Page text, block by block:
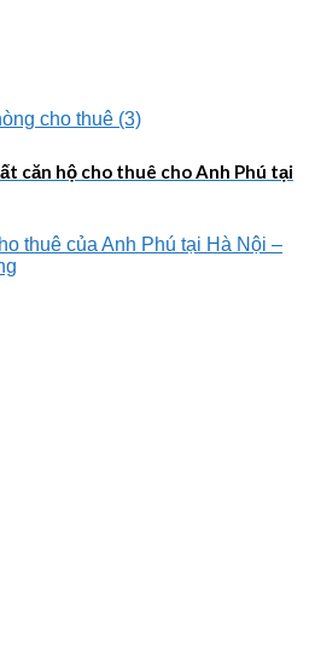
căn hộ cho thuê cho Anh Phú tại
thuê của Anh Phú tại Hà Nội –